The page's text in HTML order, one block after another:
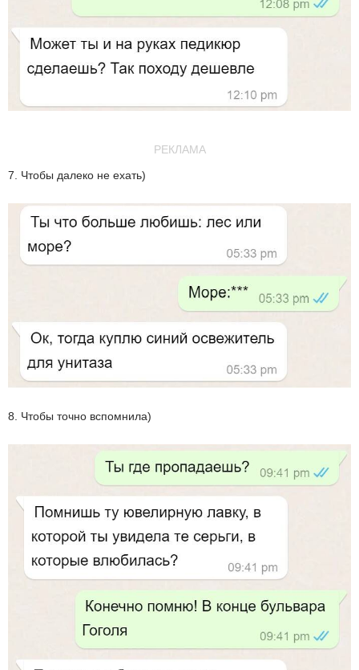
РЕКЛАМА
7. Чтобы далеко не ехать)
8. Чтобы точно вспомнила)